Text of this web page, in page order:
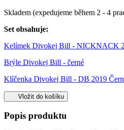
Skladem (expedujeme během 2 - 4
Set obsahuje:
Kelímek Divokej Bill - NICKNACK
Brýle Divokej Bill - černé
Klíčenka Divokej Bill - DB 2019
Vložit do košíku
Popis produktu